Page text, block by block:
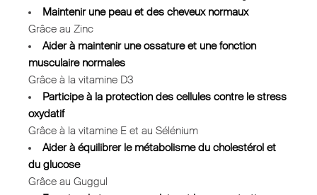
Maintenir une peau et des cheveux normaux
Grâce au Zinc
Aider à maintenir une ossature et une fonction
musculaire normales
Grâce à la vitamine D3
Participe à la protection des cellules contre le stress
oxydatif
Grâce à la vitamine E et au Sélénium
Aider à équilibrer le métabolisme du cholestérol et
du glucose
Grâce au Guggul